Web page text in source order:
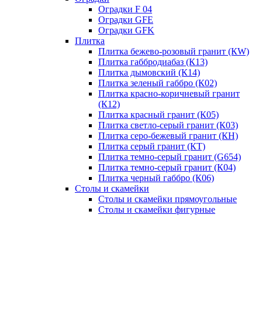
Оградки F 04
Оградки GFE
Оградки GFK
Плитка
Плитка бежево-розовый гранит (КW)
Плитка габбродиабаз (К13)
Плитка дымовский (К14)
Плитка зеленый габбро (К02)
Плитка красно-коричневый гранит
(К12)
Плитка красный гранит (К05)
Плитка светло-серый гранит (К03)
Плитка серо-бежевый гранит (КH)
Плитка серый гранит (КT)
Плитка темно-серый гранит (G654)
Плитка темно-серый гранит (К04)
Плитка черный габбро (К06)
Столы и скамейки
Столы и скамейки прямоугольные
Столы и скамейки фигурные